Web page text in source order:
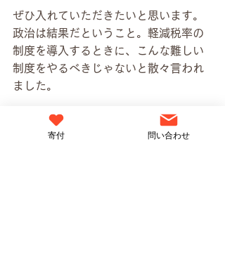
ぜひ入れていただきたいと思います。
政治は結果だということ。軽減税率の
制度を導入するときに、こんな難しい
制度をやるべきじゃないと散々言われ
ました。
だけど、コロナで巣ごもり消費になっ
たときに、食料品やテイクアウトを8％
寄付 問い合わせ